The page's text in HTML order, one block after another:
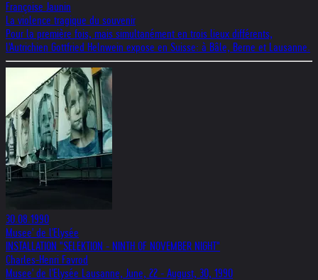
Françoise Jaunin
La violence tragique du souvenir
Pour la première fois, mais simultanément en trois lieux différents,
l'Autrichien Gottfried Helnwein expose en Suisse: à Bâle, Berne et Lausanne.
30.08.1990
Musee' de l'Elysée
INSTALLATION "SELEKTION - NINTH OF NOVEMBER NIGHT"
Charles-Henri Favrod
Musee' de l'Elysée Lausanne, June, 22 - August, 30, 1990